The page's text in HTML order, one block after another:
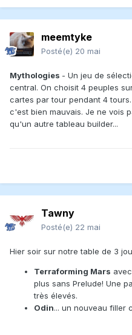
meemtyke
Posté(e) 20 mai
Mythologies - Un jeu de
central. On choisit 4 peuples
cartes par tour pendant 4
c'est bien mauvais. Je ne vois
qu'un autre tableau builder...
Tawny
Posté(e) 22 mai
Hier soir sur notre table de 3
Terraforming Mars
plus sans Prelude! Une
très élevés.
Odin... un nouveau filler